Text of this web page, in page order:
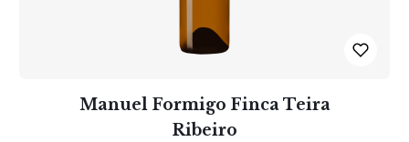
Manuel Formigo Finca Teira
Ribeiro